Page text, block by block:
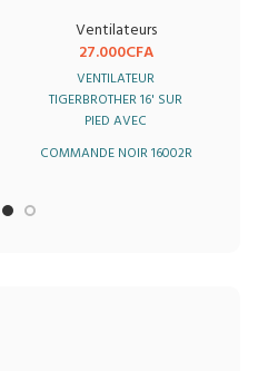
Ventilateurs
27.000CFA
VENTILATEUR
TIGERBROTHER 16' SUR
PIED AVEC
COMMANDE NOIR 16002R